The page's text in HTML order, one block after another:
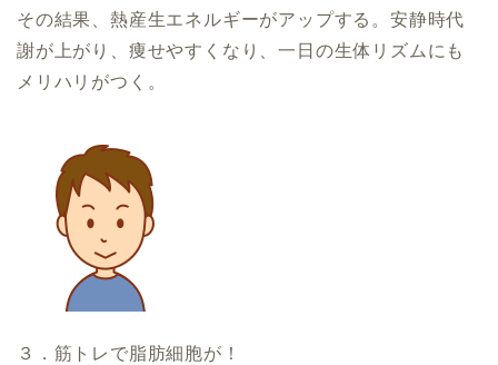
その結果、熱産生エネルギーがアップする。安静時代
謝が上がり、痩せやすくなり、一日の生体リズムにも
メリハリがつく。
３．筋トレで脂肪細胞が！